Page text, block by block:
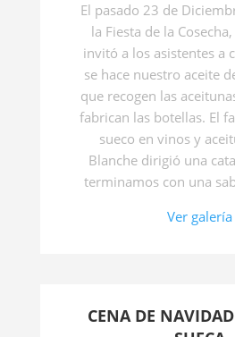
El pasado 23 de
la Fiesta de la
invitó a los asistentes a
se hace nuestro aceite
que recogen las
fabrican las botellas. El
sueco en vinos y
Blanche dirigió una
terminamos con una
Ver galería
CENA DE